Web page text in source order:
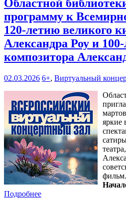
Областной
программу к
120-летию великого
Александра Роу и
композитора
02.03.2026 6+, Виртуальный
яркие
фильм.
Подробнее